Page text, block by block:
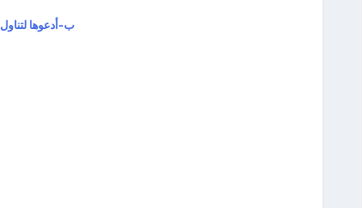
ب‌-أدعوها